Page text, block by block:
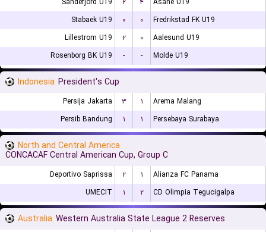
Stabaek U19
۰ ۰
Fredrikstad FK U19
Lillestrom U19
۲ ۰
Aalesund U19
Rosenborg BK U19
- - Molde U19
Indonesia President's Cup
Persija Jakarta ۳ ۱
Arema Malang
Persib Bandung
۱ ۱ Persebaya Surabaya
North and Central America
CONCACAF Central American Cup, Group C
Deportivo Saprissa ۲ ۱
Alianza FC Panama
UMECIT
۱ ۲ CD Olimpia Tegucigalpa
Australia Western Australia State League 2 Reserves